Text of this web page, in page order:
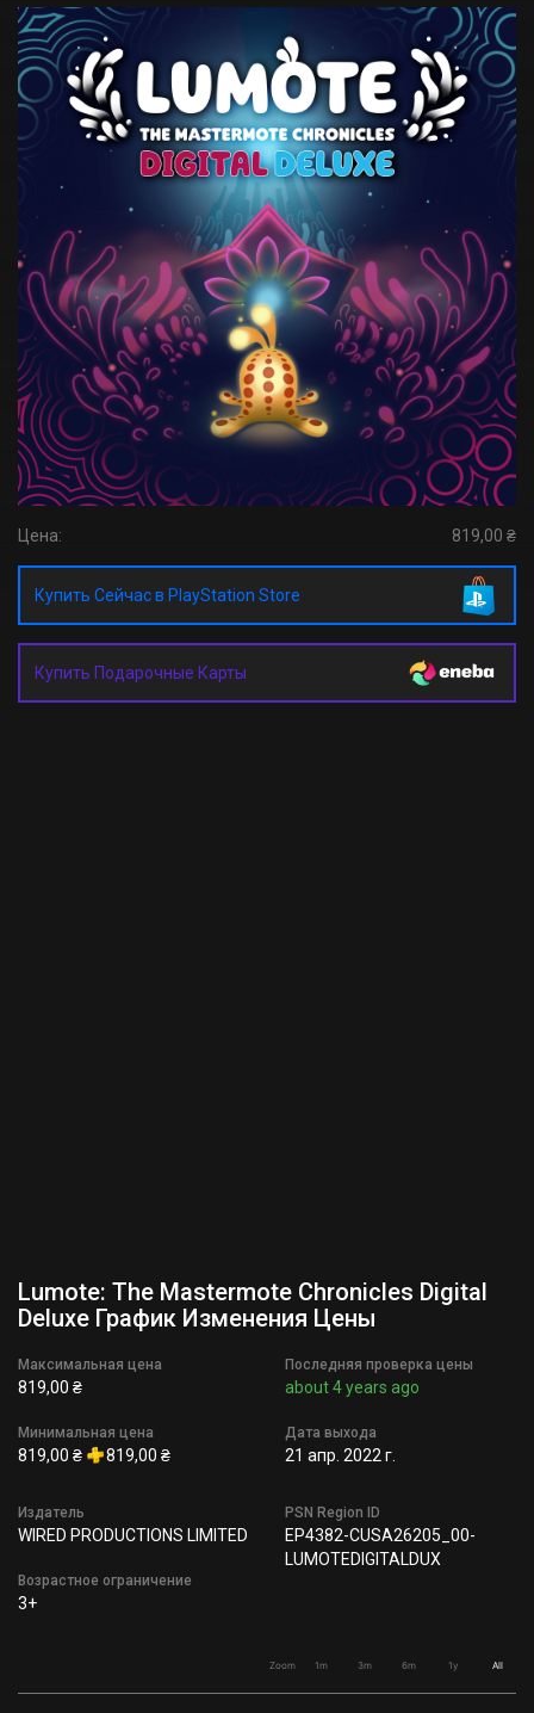
Цена: 819,00 ₴
Купить Сейчас в PlayStation Store
Купить Подарочные Карты
Lumote: The Mastermote Chronicles Digital
Deluxe График Изменения Цены
Максимальная цена
819,00 ₴
Минимальная цена
819,00 ₴ 819,00 ₴
Последняя проверка цены
about 4 years ago
Дата выхода
21 апр. 2022 г.
Издатель
WIRED PRODUCTIONS LIMITED
Возрастное ограничение
3+
PSN Region ID
EP4382-CUSA26205_00-
LUMOTEDIGITALDUX
Zoom 1m 3m 6m 1y All